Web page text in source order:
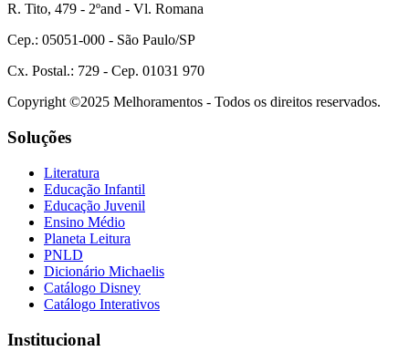
R. Tito, 479 - 2ºand - Vl. Romana
Cep.: 05051-000 - São Paulo/SP
Cx. Postal.: 729 - Cep. 01031 970
Copyright ©2025 Melhoramentos - Todos os direitos reservados.
Soluções
Literatura
Educação Infantil
Educação Juvenil
Ensino Médio
Planeta Leitura
PNLD
Dicionário Michaelis
Catálogo Disney
Catálogo Interativos
Institucional